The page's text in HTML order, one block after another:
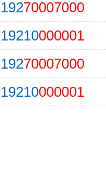
19270007000
19210000001
19270007000
19210000001